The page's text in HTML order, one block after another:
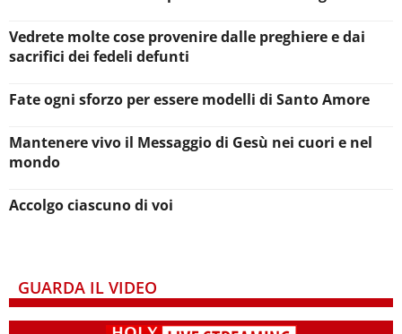
Vedrete molte cose provenire dalle preghiere e dai
sacrifici dei fedeli defunti
Fate ogni sforzo per essere modelli di Santo Amore
Mantenere vivo il Messaggio di Gesù nei cuori e nel
mondo
Accolgo ciascuno di voi
GUARDA IL VIDEO